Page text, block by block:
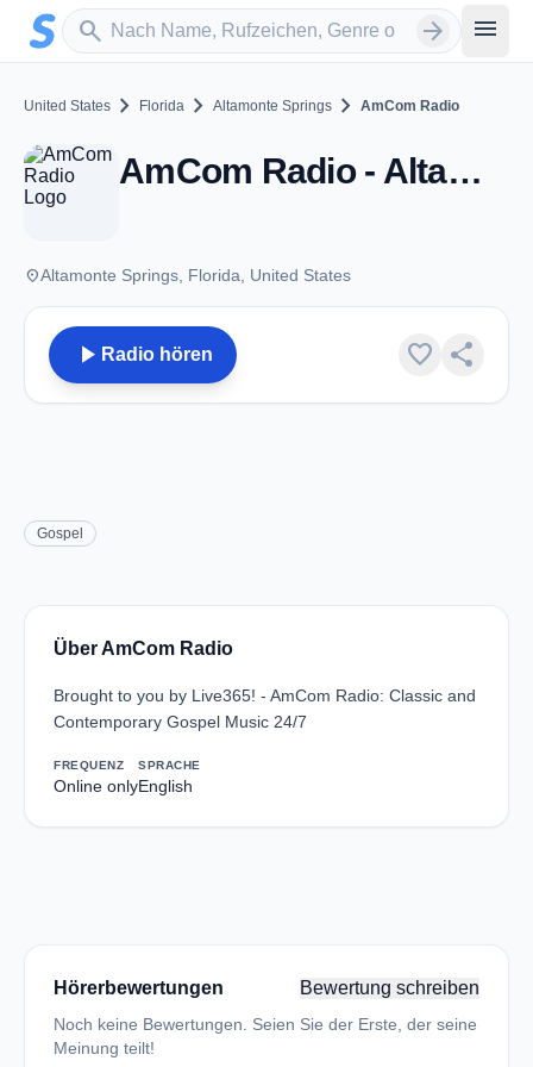
Zum Hauptinhalt springen
search
Sender suchen arrow_forward menu
United States chevron_right Florida chevron_right Altamonte Springs chevron_right AmCom Radio
AmCom Radio - Altamonte Springs, FL
placeAltamonte Springs, Florida, United States
play_arrow Radio hören favorite share
Gospel
Über AmCom Radio
Brought to you by Live365! - AmCom Radio: Classic and
Contemporary Gospel Music 24/7
FREQUENZ
Online only
SPRACHE
English
Hörerbewertungen Bewertung schreiben
Noch keine Bewertungen. Seien Sie der Erste, der seine
Meinung teilt!